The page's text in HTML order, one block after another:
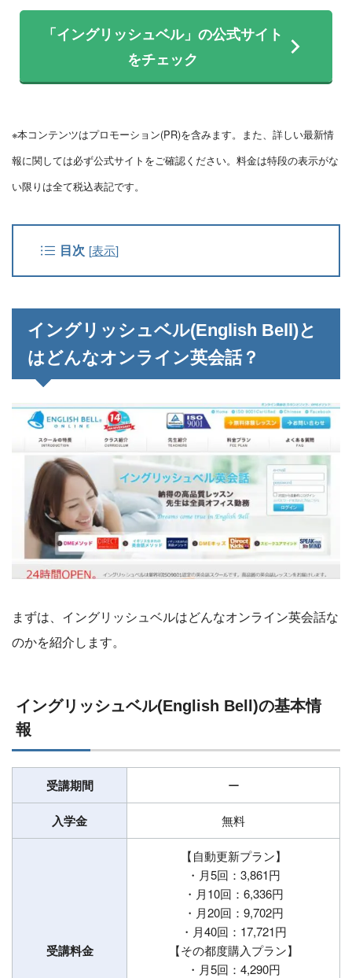
「イングリッシュベル」の公式サイト
をチェック
※本コンテンツはプロモーション(PR)を含みます。また、詳しい最新情
報に関しては必ず公式サイトをご確認ください。料金は特段の表示がな
い限りは全て税込表記です。
目次 [表示]
イングリッシュベル(English Bell)と
はどんなオンライン英会話？
まずは、イングリッシュベルはどんなオンライン英会話な
のかを紹介します。
イングリッシュベル(English Bell)の基本情
報
受講期間 ー
入学金 無料
受講料金
【自動更新プラン】
・月5回：3,861円
・月10回：6,336円
・月20回：9,702円
・月40回：17,721円
【その都度購入プラン】
・月5回：4,290円